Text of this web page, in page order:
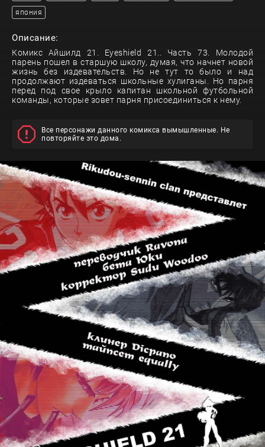
япония
Описание:
Комикс Айшилд 21. Eyeshield 21.. Часть 73. Молодой
парень пошел в старшую школу, думая, что начнет новой
жизнь без издевательств. Но не тут то было и над
продолжают издеваться школьные хулиганы. Но парня
перед под свое крыло капитан школьной футбольной
команды, которые зовет парня присоединиться к нему.
Все персонажи данного комикса вымышленные. Не
повторяйте это дома.